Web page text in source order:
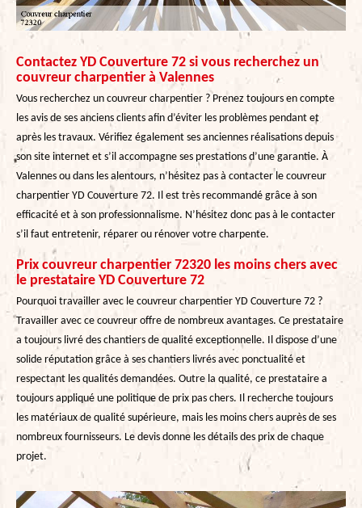
Contactez YD Couverture 72 si vous recherchez un
couvreur charpentier à Valennes
Vous recherchez un couvreur charpentier ? Prenez toujours en compte
les avis de ses anciens clients afin d’éviter les problèmes pendant et
après les travaux. Vérifiez également ses anciennes réalisations depuis
son site internet et s’il accompagne ses prestations d’une garantie. À
Valennes ou dans les alentours, n’hésitez pas à contacter le couvreur
charpentier YD Couverture 72. Il est très recommandé grâce à son
efficacité et à son professionnalisme. N’hésitez donc pas à le contacter
s’il faut entretenir, réparer ou rénover votre charpente.
Prix couvreur charpentier 72320 les moins chers avec
le prestataire YD Couverture 72
Pourquoi travailler avec le couvreur charpentier YD Couverture 72 ?
Travailler avec ce couvreur offre de nombreux avantages. Ce prestataire
a toujours livré des chantiers de qualité exceptionnelle. Il dispose d’une
solide réputation grâce à ses chantiers livrés avec ponctualité et
respectant les qualités demandées. Outre la qualité, ce prestataire a
toujours appliqué une politique de prix pas chers. Il recherche toujours
les matériaux de qualité supérieure, mais les moins chers auprès de ses
nombreux fournisseurs. Le devis donne les détails des prix de chaque
projet.